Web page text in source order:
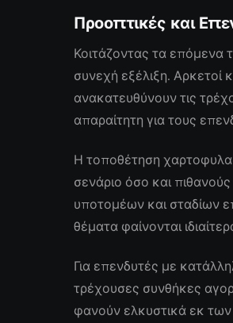
Προοπτικές και
Κοιτάζοντας τα επόμενα
συνεχή εξέλιξη.
ανακατευθύνουν τις
απαραίτητη για τους
Η τοποθέτηση
σενάριο όσο και
υποτομέων και σταδίων
θέματα φαίνονται
Για επενδυτές με
τρέχουσες συνθήκες
φανούν ελκυστικά εκ των